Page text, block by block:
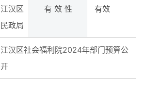
江汉区
民政局
有 效 性 有效
江汉区社会福利院2024年部门预算公
开